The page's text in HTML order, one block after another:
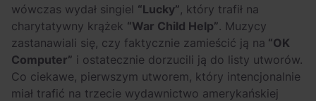
wówczas wydał singiel “Lucky” , który trafił na
charytatywny krążek “War Child Help”. Muzycy
zastanawiali się, czy faktycznie zamieścić ją na “OK
Computer” i ostatecznie dorzucili ją do listy utworów.
Co ciekawe, pierwszym utworem, który intencjonalnie
miał trafić na trzecie wydawnictwo amerykańskiej